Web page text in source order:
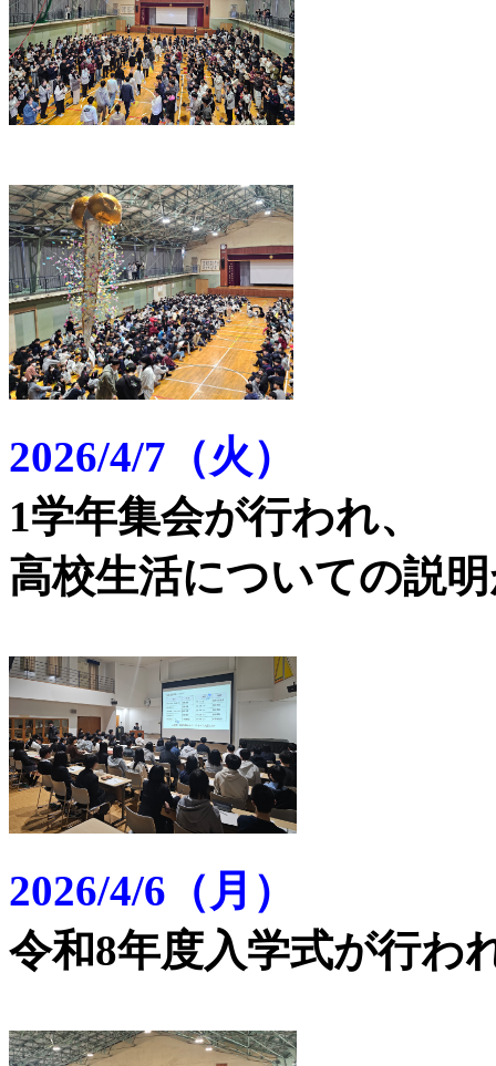
2026/4/7（火）
1学年集会が行われ、
高校生活についての説
2026/4/6（月）
令和8年度入学式が行わ